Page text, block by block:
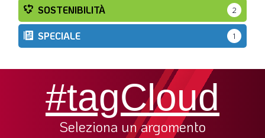
SOSTENIBILITÀ 2
SPECIALE 1
#tagCloud
Seleziona un argomento